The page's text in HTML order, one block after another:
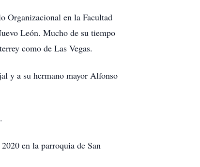
Organizacional en la Facultad
León. Mucho de su tiempo
como de Las Vegas.
y a su hermano mayor Alfonso
en la parroquia de San